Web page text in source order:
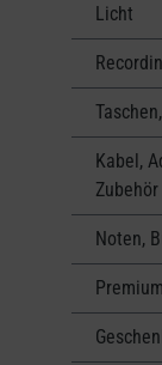
Licht
Kabel,
Zubehör
Noten,